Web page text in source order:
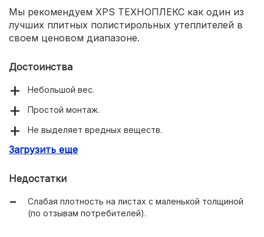
Мы рекомендуем XPS ТЕХНОПЛЕКС как один из
лучших плитных полистирольных утеплителей в
своем ценовом диапазоне.
Достоинства
Небольшой вес.
Простой монтаж.
Не выделяет вредных веществ.
Можно использовать внутри помещения.
Загрузить еще
Недостатки
Слабая плотность на листах с маленькой толщиной
(по отзывам потребителей).